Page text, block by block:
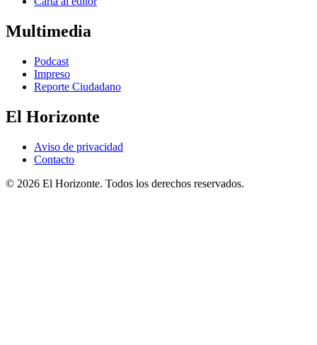
Multimedia
Podcast
Impreso
Reporte Ciudadano
El Horizonte
Aviso de privacidad
Contacto
© 2026 El Horizonte. Todos los derechos reservados.